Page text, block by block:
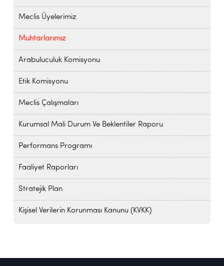
Meclis Üyelerimiz
Muhtarlarımız
Arabuluculuk Komisyonu
Etik Komisyonu
Meclis Çalışmaları
Kurumsal Mali Durum Ve Beklentiler Raporu
Performans Programı
Faaliyet Raporları
Stratejik Plan
Kişisel Verilerin Korunması Kanunu (KVKK)